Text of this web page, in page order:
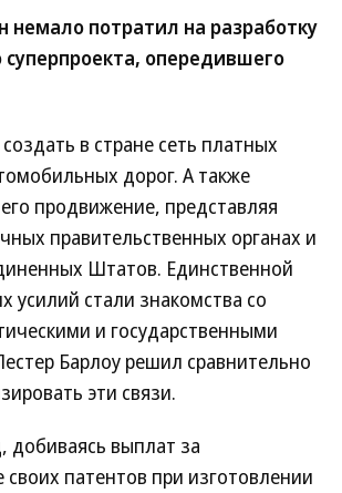
немало потратил на разработку
суперпроекта, опередившего
в стране сеть платных
дорог. А также
продвижение, представляя
правительственных органах и
Штатов. Единственной
усилий стали знакомства со
и государственными
Барлоу решил сравнительно
эти связи.
добиваясь выплат за
своих патентов при изготовлении